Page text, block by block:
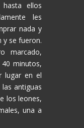
ellos
les
nada y
y se fueron.
marcado,
minutos,
lugar en el
antiguas
los leones,
una a